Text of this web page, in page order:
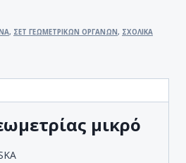
, ΣΕΤ ΓΕΩΜΕΤΡΙΚΩΝ ΟΡΓΑΝΩΝ, ΣΧΟΛΙΚΑ
μικρό